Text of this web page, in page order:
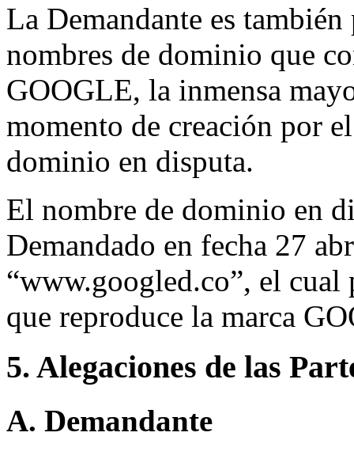
La Demandante es
nombres de dominio que
GOOGLE, la inmensa
momento de creación por
dominio en disputa.
El nombre de dominio en
Demandado en fecha 27
“www.googled.co”, el cual
que reproduce la marca
5. Alegaciones de las
A. Demandante